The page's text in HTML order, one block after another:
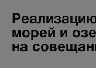
морей и
на